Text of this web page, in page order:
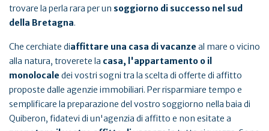
trovare la perla rara per un soggiorno di successo nel sud
della Bretagna.
Che cerchiate diaffittare una casa di vacanze al mare o vicino
alla natura, troverete la casa, l'appartamento o il
monolocale dei vostri sogni tra la scelta di offerte di affitto
proposte dalle agenzie immobiliari. Per risparmiare tempo e
semplificare la preparazione del vostro soggiorno nella baia di
Quiberon, fidatevi di un'agenzia di affitto e non esitate a